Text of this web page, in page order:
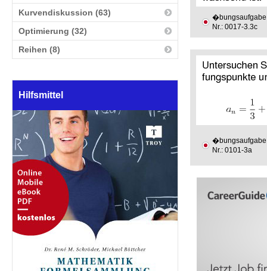
Kurvendiskussion (63)
Optimierung (32)
Reihen (8)
Hilfsmittel
�bungsaufgabe
Nr.: 0017-3.3c
�bungsaufgabe
Nr.: 0101-3a